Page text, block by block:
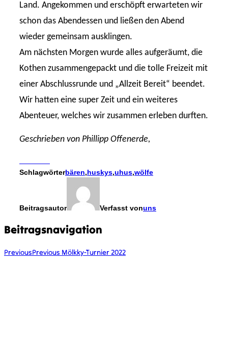
Land. Angekommen und erschöpft erwarteten wir
schon das Abendessen und ließen den Abend
wieder gemeinsam ausklingen.
Am nächsten Morgen wurde alles aufgeräumt, die
Kothen zusammengepackt und die tolle Freizeit mit
einer Abschlussrunde und „Allzeit Bereit“ beendet.
Wir hatten eine super Zeit und ein weiteres
Abenteuer, welches wir zusammen erleben durften.
Geschrieben von Phillipp Offenerde,
Schlagwörterbären,huskys,uhus,wölfe
Beitragsautor Verfasst vonuns
Beitragsnavigation
PreviousPrevious Mölkky-Turnier 2022